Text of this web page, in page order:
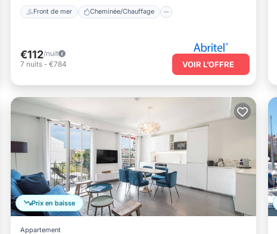
Front de mer Cheminée/Chauffage
€112/nuit
7 nuits - €784 VOIR L’OFFRE
Prix en baisse
Appartement